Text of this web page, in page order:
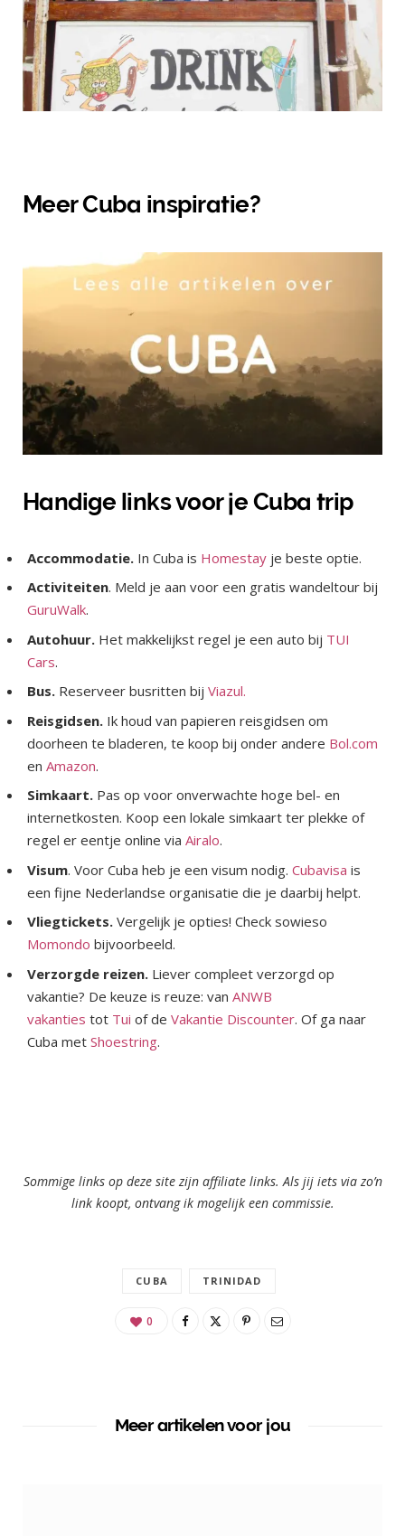
Meer Cuba inspiratie?
Handige links voor je Cuba trip
Accommodatie. In Cuba is Homestay je beste optie.
Activiteiten. Meld je aan voor een gratis wandeltour bij
GuruWalk.
Autohuur. Het makkelijkst regel je een auto bij TUI
Cars.
Bus. Reserveer busritten bij Viazul.
Reisgidsen. Ik houd van papieren reisgidsen om
doorheen te bladeren, te koop bij onder andere Bol.com
en Amazon.
Simkaart. Pas op voor onverwachte hoge bel- en
internetkosten. Koop een lokale simkaart ter plekke of
regel er eentje online via Airalo.
Visum. Voor Cuba heb je een visum nodig. Cubavisa is
een fijne Nederlandse organisatie die je daarbij helpt.
Vliegtickets. Vergelijk je opties! Check sowieso
Momondo bijvoorbeeld.
Verzorgde reizen. Liever compleet verzorgd op
vakantie? De keuze is reuze: van ANWB
vakanties tot Tui of de Vakantie Discounter. Of ga naar
Cuba met Shoestring.
Sommige links op deze site zijn affiliate links. Als jij iets via zo’n
link koopt, ontvang ik mogelijk een commissie.
CUBA TRINIDAD
0
Meer artikelen voor jou